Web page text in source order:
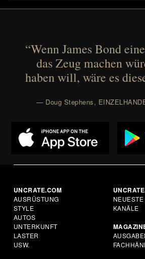
“Wenn James Bond
das Zeug machen
haben will, wäre es
— Doug Stephens,
UNCRATE.COM
AUSRÜSTUNG
STYLE
AUTOS
UNTERKUNFT
LASTER
USW.
KANÄLE